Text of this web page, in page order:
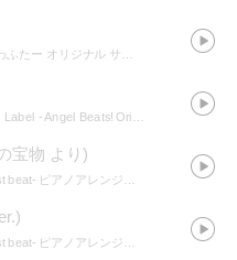
ー オリジナル サウンドトラック
Label - Angel Beats! Original SoundTrack
宝物 より)
アノアレンジアルバム「Holy」
アノアレンジアルバム「Holy」